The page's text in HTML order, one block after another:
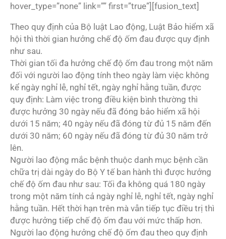
hover_type=”none” link=”” first=”true”][fusion_text]
Theo quy định của Bộ luật Lao động, Luật Bảo hiểm xã
hội thì thời gian hưởng chế độ ốm đau được quy định
như sau.
Thời gian tối đa hưởng chế độ ốm đau trong một năm
đối với người lao động tính theo ngày làm việc không
kể ngày nghỉ lễ, nghỉ tết, ngày nghỉ hằng tuần, được
quy định: Làm việc trong điều kiện bình thường thì
được hưởng 30 ngày nếu đã đóng bảo hiểm xã hội
dưới 15 năm; 40 ngày nếu đã đóng từ đủ 15 năm đến
dưới 30 năm; 60 ngày nếu đã đóng từ đủ 30 năm trở
lên.
Người lao động mắc bệnh thuộc danh mục bệnh cần
chữa trị dài ngày do Bộ Y tế ban hành thì được hưởng
chế độ ốm đau như sau: Tối đa không quá 180 ngày
trong một năm tính cả ngày nghỉ lễ, nghỉ tết, ngày nghỉ
hằng tuần. Hết thời hạn trên mà vẫn tiếp tục điều trị thì
được hưởng tiếp chế độ ốm đau với mức thấp hơn.
Người lao động hưởng chế độ ốm đau theo quy định